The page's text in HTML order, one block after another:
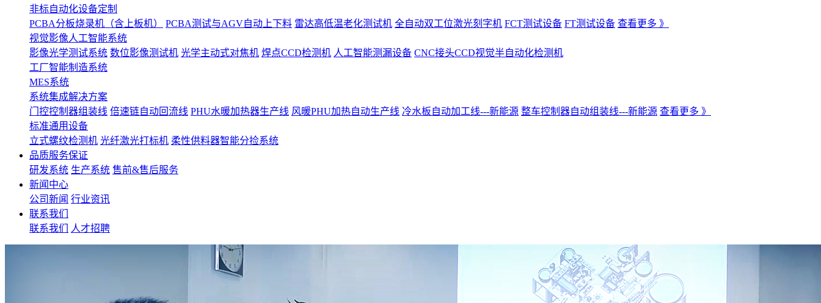
非标自动化设备定制
PCBA分板烧录机（含上板机）
PCBA测试与AGV自动上下料 雷达高低温老化测试机 全自动双工位激光刻字机 FCT测试设备 FT测试设备 查看更多 》
视觉影像人工智能系统
影像光学测试系统 数位影像测试机 光学主动式对焦机 焊点CCD检测机 人工智能测漏设备 CNC接头CCD视觉半自动化检测机
工厂智能制造系统
MES系统
系统集成解决方案
门控控制器组装线 倍速链自动回流线 PHU水暖加热器生产线 风暖PHU加热自动生产线 冷水板自动加工线---新能源 整车控制器自动组装线---新能源 查看更多 》
标准通用设备
立式螺纹检测机 光纤激光打标机 柔性供料器智能分捡系统
品质服务保证
研发系统 生产系统 售前&售后服务
新闻中心
公司新闻 行业资讯
联系我们
联系我们
人才招聘